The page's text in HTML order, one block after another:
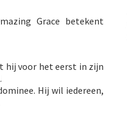
Grace betekent
hij voor het eerst in zijn
Hij wil iedereen,